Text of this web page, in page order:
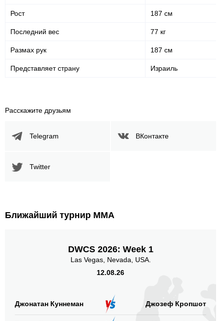
Рост 187 см
Последний вес 77 кг
Размах рук 187 см
Представляет страну Израиль
Расскажите друзьям
Telegram ВКонтакте
Twitter
Ближайший турнир ММА
DWCS 2026: Week 1
Las Vegas, Nevada, USA.
12.08.26
Джонатан Куннеман Джозеф Кропшот